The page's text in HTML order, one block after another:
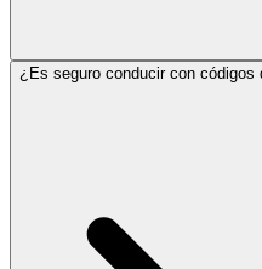
¿Es seguro conducir con códigos